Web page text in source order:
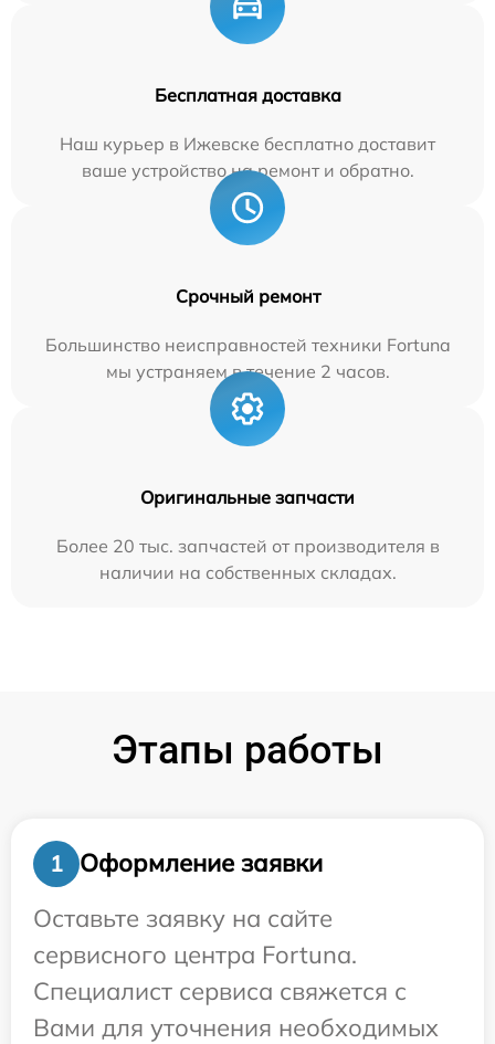
Бесплатная доставка
Наш курьер в Ижевске бесплатно доставит
ваше устройство на ремонт и обратно.
Срочный ремонт
Большинство неисправностей техники Fortuna
мы устраняем в течение 2 часов.
Оригинальные запчасти
Более 20 тыс. запчастей от производителя в
наличии на собственных складах.
Этапы работы
1
Оформление заявки
Оставьте заявку на сайте
сервисного центра Fortuna.
Специалист сервиса свяжется с
Вами для уточнения необходимых